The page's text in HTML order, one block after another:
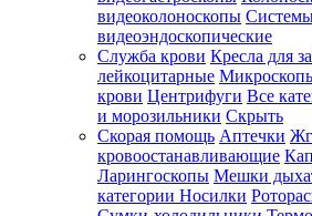
видеоколоноскопы
видеоэндоскопические
Служба крови Кресла для
лейкоцитарные
крови Центрифуги Все
и морозильники Скрыть
Скорая помощь Аптечки
кровоостанавливающие
Ларингоскопы Мешки
категории Носилки